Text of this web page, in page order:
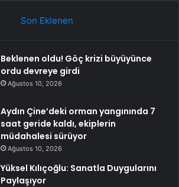
Son Eklenen
Beklenen oldu! Göç krizi büyüyünce
ordu devreye girdi
Ağustos 10, 2026
Aydın Çine’deki orman yangınında 7
saat geride kaldı, ekiplerin
müdahalesi sürüyor
Ağustos 10, 2026
Yüksel Kılıçoğlu: Sanatla Duygularını
Paylaşıyor